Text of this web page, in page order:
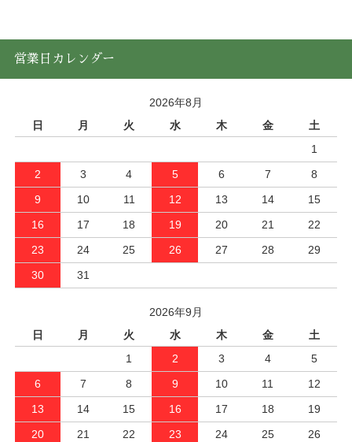
営業日カレンダー
2026年8月
日
月 火 水 木 金
土
1
2
3 4 5 6 7
8
9
10 11 12 13 14
15
16
17 18 19 20 21
22
23
24 25 26 27 28
29
30
31
2026年9月
日
月 火 水 木 金
土
1
2 3 4
5
6
7 8 9 10 11
12
13
14 15 16 17 18
19
20
21 22 23 24 25
26